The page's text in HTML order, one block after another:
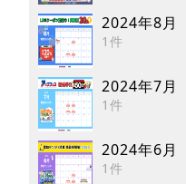
2024年8月
1件
2024年7月
1件
2024年6月
1件